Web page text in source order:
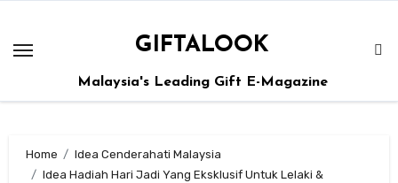
GIFTALOOK
Malaysia's Leading Gift E-Magazine
Home
Idea Cenderahati Malaysia
Idea Hadiah Hari Jadi Yang Eksklusif Untuk Lelaki &